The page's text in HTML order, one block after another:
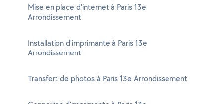
Mise en place d'internet à Paris 13e
Arrondissement
Installation d'imprimante à Paris 13e
Arrondissement
Transfert de photos à Paris 13e Arrondissement